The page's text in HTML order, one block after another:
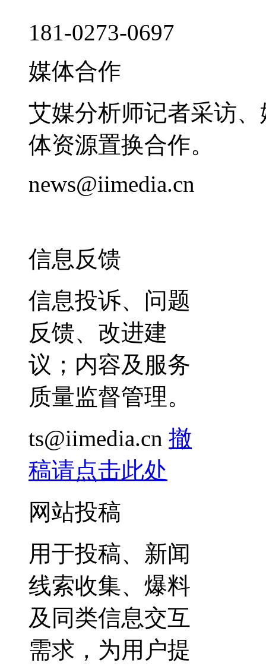
181-0273-0697
媒体合作
艾媒分析师记者采访
体资源置换合作。
news@iimedia.cn
信息反馈
信息投诉、问题
反馈、改进建
议；内容及服务
质量监督管理。
ts@iimedia.cn 撤
稿请点击此处
网站投稿
用于投稿、新闻
线索收集、爆料
及同类信息交互
需求，为用户提